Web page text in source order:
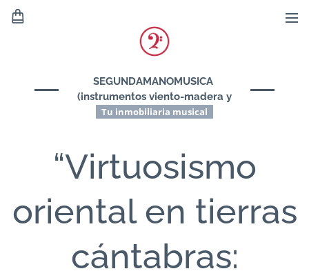
SEGUNDAMANOMUSICA
(instrumentos viento-madera y
viento-metal)
Tu inmobiliaria musical
“Virtuosismo
oriental en tierras
cántabras: